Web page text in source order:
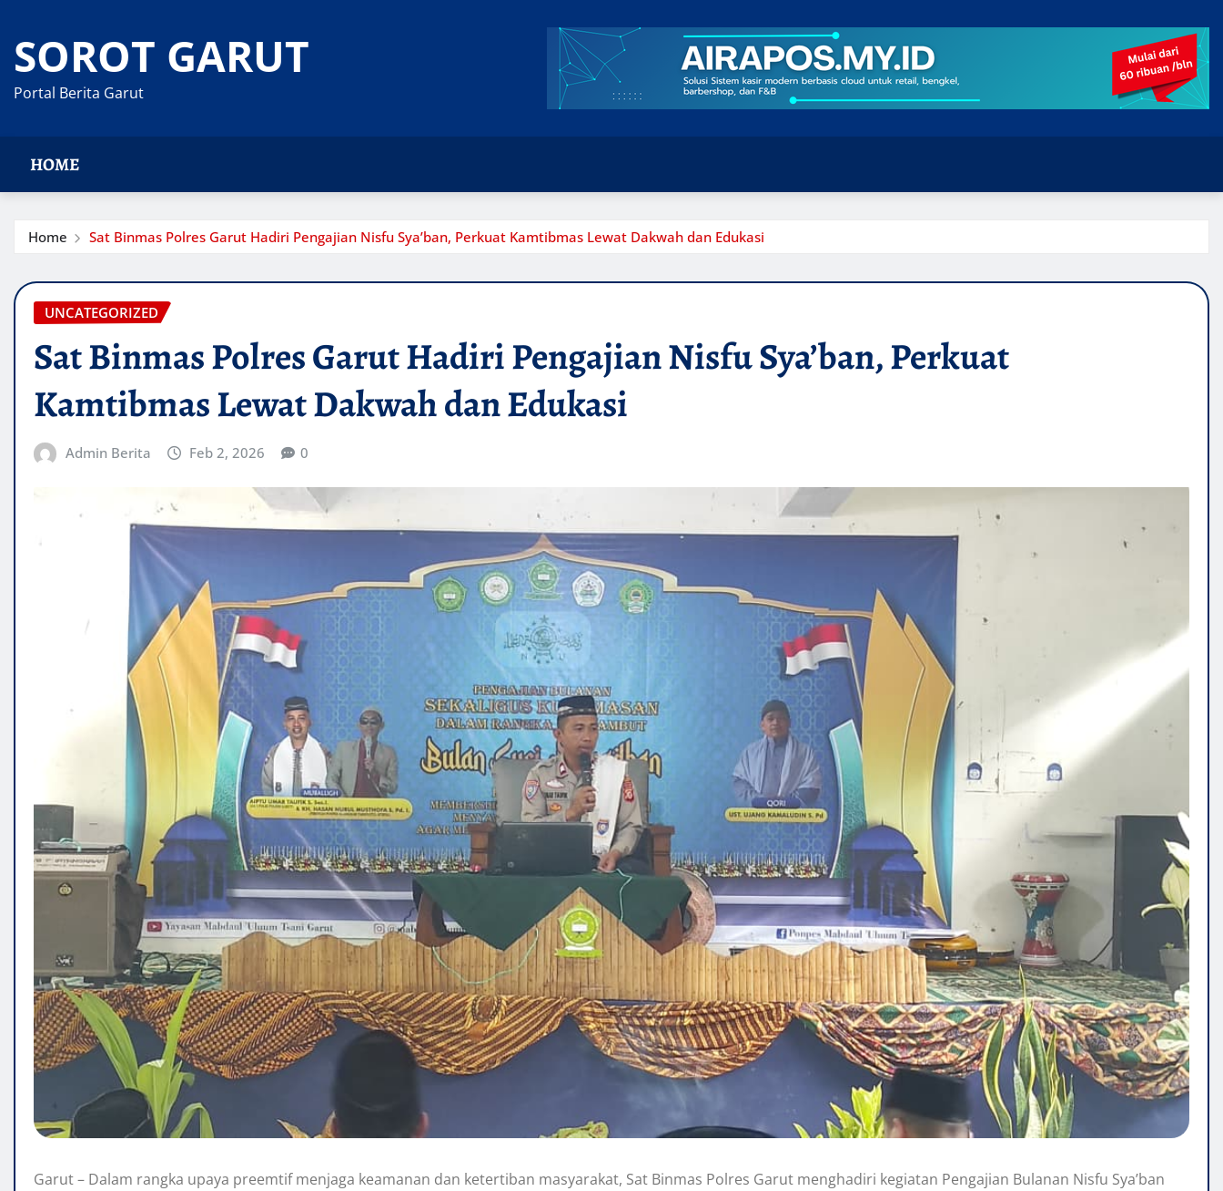
content
SOROT GARUT
Portal Berita Garut
HOME
Home Sat Binmas Polres Garut Hadiri Pengajian Nisfu Sya’ban, Perkuat Kamtibmas Lewat Dakwah dan Edukasi
UNCATEGORIZED
Sat Binmas Polres Garut Hadiri Pengajian Nisfu Sya’ban, Perkuat
Kamtibmas Lewat Dakwah dan Edukasi
Admin Berita Feb 2, 2026 0
Garut – Dalam rangka upaya preemtif menjaga keamanan dan ketertiban masyarakat, Sat Binmas Polres Garut menghadiri kegiatan Pengajian Bulanan Nisfu Sya’ban